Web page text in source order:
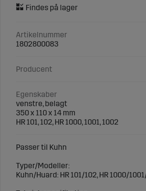
Artikelnummer
1802800083
Producent
Egenskaber
venstre, belagt
350 x 110 x 14 mm
HR 101, 102, HR 1000, 1001, 1002
Passer til Kuhn
Typer/Modeller:
Kuhn/Huard: HR 101/102, HR 1000/